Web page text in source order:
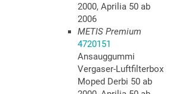
2000, Aprilia 50 ab
2006
METIS Premium
4720151
Ansauggummi
Vergaser-Luftfilterbox
Moped Derbi 50 ab